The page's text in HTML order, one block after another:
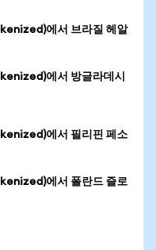
에서 브라질 헤알
에서 방글라데시
에서 필리핀 페소
에서 폴란드 즐로